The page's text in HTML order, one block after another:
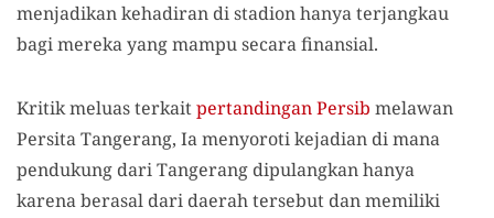
menjadikan kehadiran di stadion hanya terjangkau
bagi mereka yang mampu secara finansial.
Kritik meluas terkaitpertandingan Persib melawan
Persita Tangerang, Ia menyoroti kejadian di mana
pendukung dari Tangerang dipulangkan hanya
karena berasal dari daerah tersebut dan memiliki